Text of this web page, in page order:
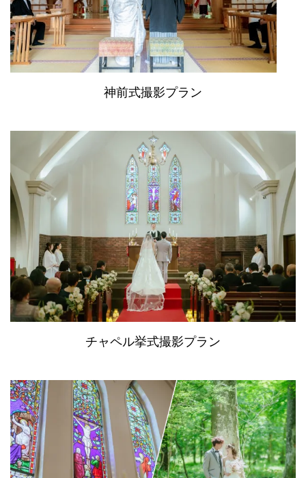
神前式撮影プラン
チャペル挙式撮影プラン